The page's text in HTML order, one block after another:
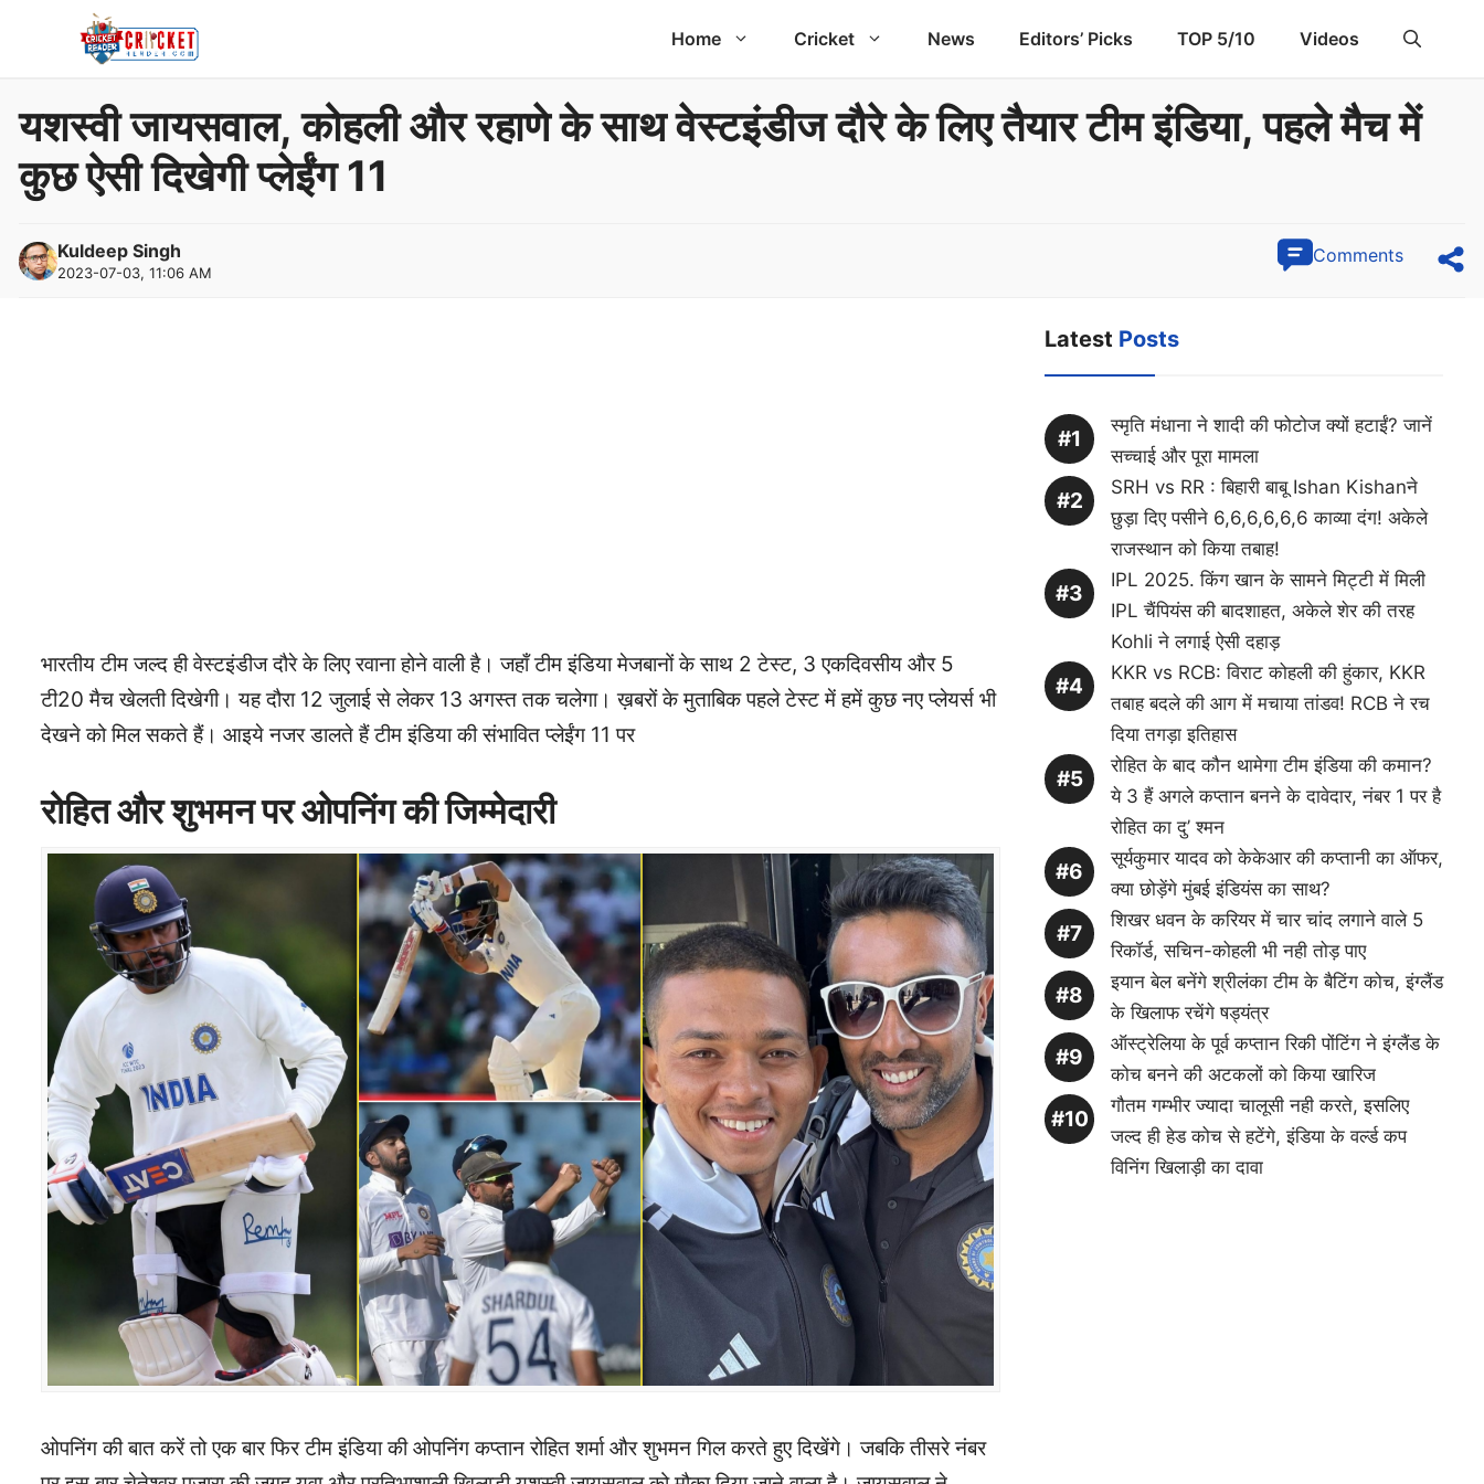
Home Cricket News Editors’ Picks TOP 5/10 Videos
यशस्वी जायसवाल, कोहली और रहाणे के साथ वेस्टइंडीज दौरे के लिए तैयार टीम इंडिया, पहले मैच में
कुछ ऐसी दिखेगी प्लेईंग 11
Kuldeep Singh
2023-07-03, 11:06 AM
Comments
भारतीय टीम जल्द ही वेस्टइंडीज दौरे के लिए रवाना होने वाली है। जहाँ टीम इंडिया मेजबानों के साथ 2 टेस्ट, 3 एकदिवसीय और 5
टी20 मैच खेलती दिखेगी। यह दौरा 12 जुलाई से लेकर 13 अगस्त तक चलेगा। ख़बरों के मुताबिक पहले टेस्ट में हमें कुछ नए प्लेयर्स भी
देखने को मिल सकते हैं। आइये नजर डालते हैं टीम इंडिया की संभावित प्लेईंग 11 पर
रोहित और शुभमन पर ओपनिंग की जिम्मेदारी
ओपनिंग की बात करें तो एक बार फिर टीम इंडिया की ओपनिंग कप्तान रोहित शर्मा और शुभमन गिल करते हुए दिखेंगे। जबकि तीसरे नंबर
Latest Posts
स्मृति मंधाना ने शादी की फोटोज क्यों हटाईं? जानें
सच्चाई और पूरा मामला
SRH vs RR : बिहारी बाबू Ishan Kishanने
छुड़ा दिए पसीने 6,6,6,6,6,6 काव्या दंग! अकेले
राजस्थान को किया तबाह!
IPL 2025. किंग खान के सामने मिट्टी में मिली
IPL चैंपियंस की बादशाहत, अकेले शेर की तरह
Kohli ने लगाई ऐसी दहाड़
KKR vs RCB: विराट कोहली की हुंकार, KKR
तबाह बदले की आग में मचाया तांडव! RCB ने रच
दिया तगड़ा इतिहास
रोहित के बाद कौन थामेगा टीम इंडिया की कमान?
ये 3 हैं अगले कप्तान बनने के दावेदार, नंबर 1 पर है
रोहित का दु’ श्मन
सूर्यकुमार यादव को केकेआर की कप्तानी का ऑफर,
क्या छोड़ेंगे मुंबई इंडियंस का साथ?
शिखर धवन के करियर में चार चांद लगाने वाले 5
रिकॉर्ड, सचिन-कोहली भी नही तोड़ पाए
इयान बेल बनेंगे श्रीलंका टीम के बैटिंग कोच, इंग्लैंड
के खिलाफ रचेंगे षड्यंत्र
ऑस्ट्रेलिया के पूर्व कप्तान रिकी पोंटिंग ने इंग्लैंड के
कोच बनने की अटकलों को किया खारिज
गौतम गम्भीर ज्यादा चालूसी नही करते, इसलिए
जल्द ही हेड कोच से हटेंगे, इंडिया के वर्ल्ड कप
विनिंग खिलाड़ी का दावा